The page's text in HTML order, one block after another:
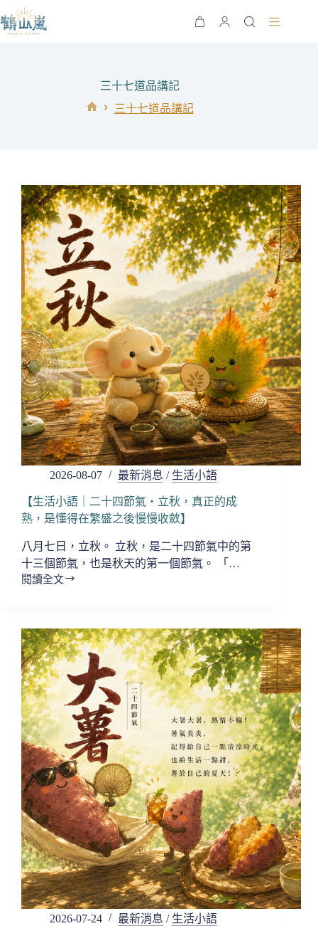
至
購
三十七道品講記
三十七道品講記
2026-08-07 最新消息 / 生活小語
【生活小語｜二十四節氣・立秋，真正的成
熟，是懂得在繁盛之後慢慢收斂】
八月七日，立秋。 立秋，是二十四節氣中的第
十三個節氣，也是秋天的第一個節氣。 「…
閱讀全文
【生
語
｜
二
十
四
節
氣・
立
秋，
真
正
的
成
熟，
是
懂
得
在
繁
2026-07-24 最新消息 / 生活小語